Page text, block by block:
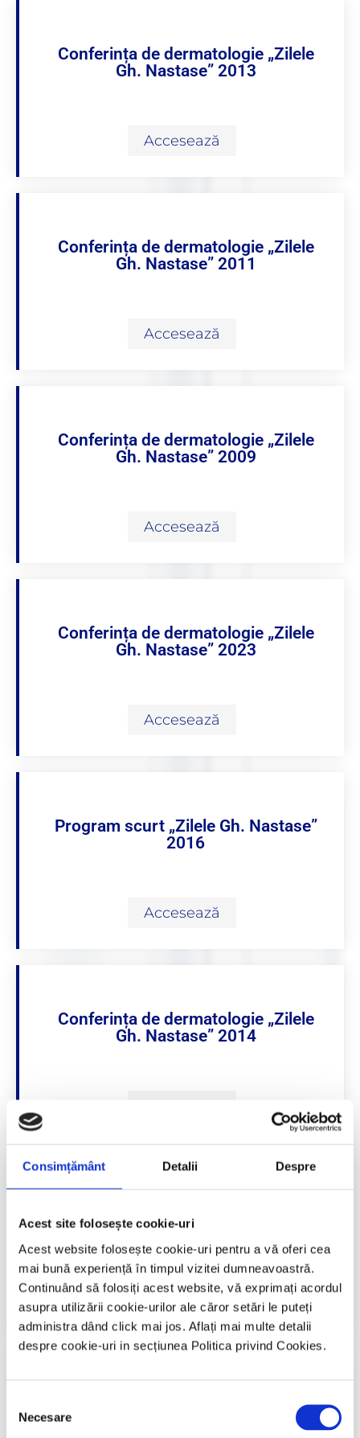
Consimțământ Detalii Despre
Acest site folosește cookie-uri
Acest website folosește cookie-uri pentru a vă oferi cea
mai bună experiență în timpul vizitei dumneavoastră.
Continuând să folosiți acest website, vă exprimați acordul
asupra utilizării cookie-urilor ale căror setări le puteți
administra dând click mai jos. Aflați mai multe detalii
despre cookie-uri in secțiunea Politica privind Cookies.
consimțământului
Necesare
Conferința de dermatologie „Zilele
Gh. Nastase” 2013
Accesează
Conferința de dermatologie „Zilele
Gh. Nastase” 2011
Accesează
Conferința de dermatologie „Zilele
Gh. Nastase” 2009
Accesează
Conferința de dermatologie „Zilele
Gh. Nastase” 2023
Accesează
Program scurt „Zilele Gh. Nastase”
2016
Accesează
Conferința de dermatologie „Zilele
Gh. Nastase” 2014
Gh. Nastase” 2012
Accesează
Conferința de dermatologie „Zilele